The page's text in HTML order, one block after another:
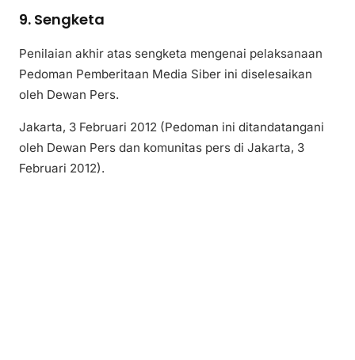
9. Sengketa
Penilaian akhir atas sengketa mengenai pelaksanaan
Pedoman Pemberitaan Media Siber ini diselesaikan
oleh Dewan Pers.
Jakarta, 3 Februari 2012 (Pedoman ini ditandatangani
oleh Dewan Pers dan komunitas pers di Jakarta, 3
Februari 2012).